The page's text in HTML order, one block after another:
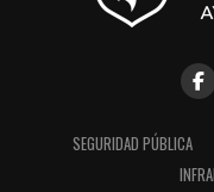
SEGURIDAD PÚBLICA